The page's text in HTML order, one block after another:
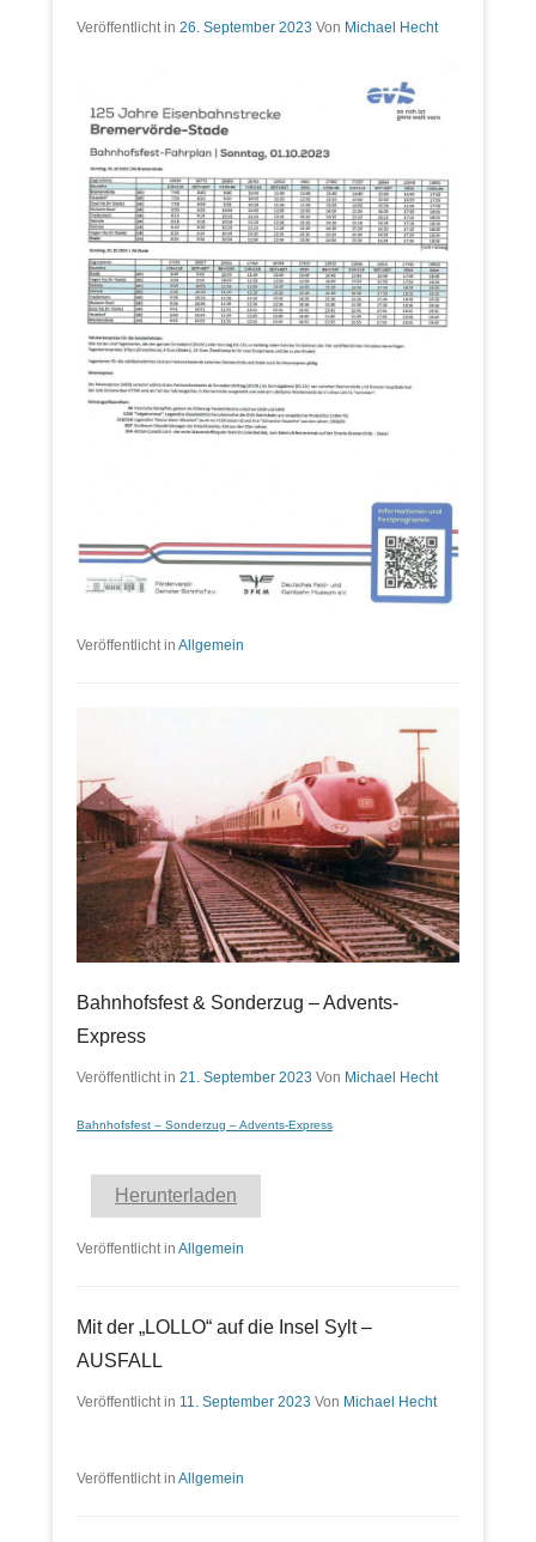
Veröffentlicht in 26. September 2023 Von Michael Hecht
Veröffentlicht in Allgemein
Bahnhofsfest & Sonderzug – Advents-
Express
Veröffentlicht in 21. September 2023 Von Michael Hecht
Bahnhofsfest – Sonderzug – Advents-Express
Herunterladen
Veröffentlicht in Allgemein
Mit der „LOLLO“ auf die Insel Sylt –
AUSFALL
Veröffentlicht in 11. September 2023 Von Michael Hecht
Veröffentlicht in Allgemein